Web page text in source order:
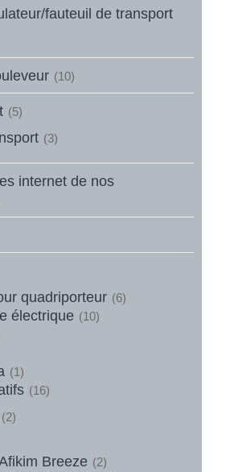
fauteuil de transport
(10)
(5)
(3)
internet de nos
quadriporteur (6)
électrique (10)
(1)
(16)
(2)
Breeze (2)